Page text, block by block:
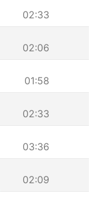
02:33
02:06
01:58
02:33
03:36
02:09